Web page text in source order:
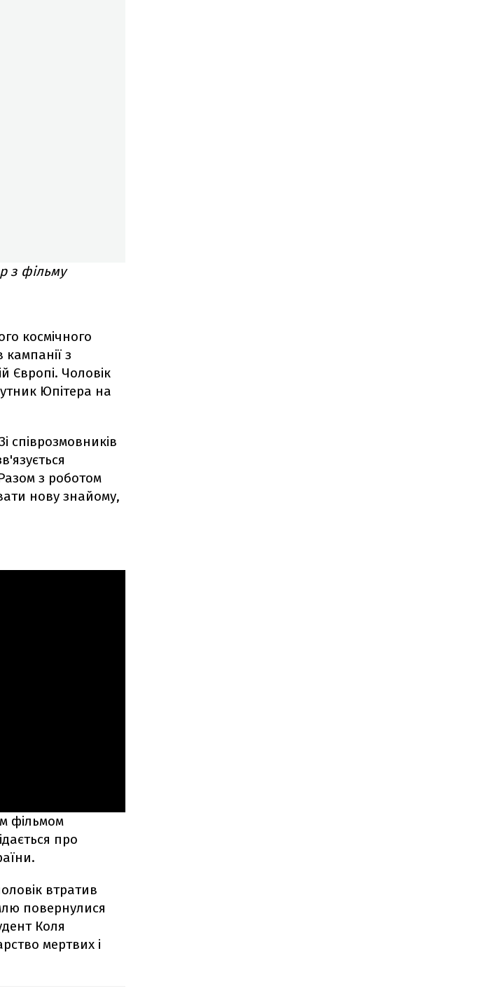
з фільму
космічного
з
Європі. Чоловік
Юпітера на
співрозмовників
з роботом
нову знайому,
фільмом
про
втратив
повернулися
Коля
мертвих і